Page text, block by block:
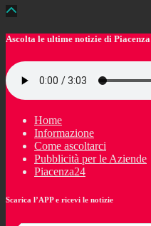
Ascolta le ultime notizie di Piacenza
Home
Informazione
Come ascoltarci
Pubblicità per le Aziende
Piacenza24
Scarica l’APP e ricevi le notizie